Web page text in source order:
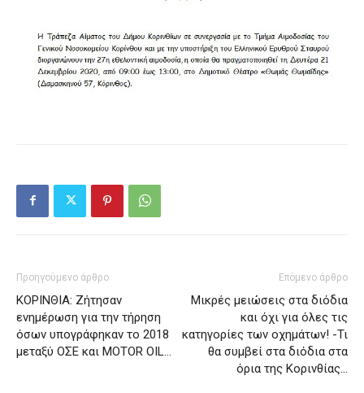
Προηγούμενο άρθρο
ΚΟΡΙΝΘΙΑ: Ζήτησαν
ενημέρωση για την τήρηση
όσων υπογράφηκαν το 2018
μεταξύ ΟΣΕ και MOTOR OIL…
Επόμενο άρθρο
Μικρές μειώσεις στα διόδια
και όχι για όλες τις
κατηγορίες των οχημάτων! -Τι
θα συμβεί στα διόδια στα
όρια της Κορινθίας…